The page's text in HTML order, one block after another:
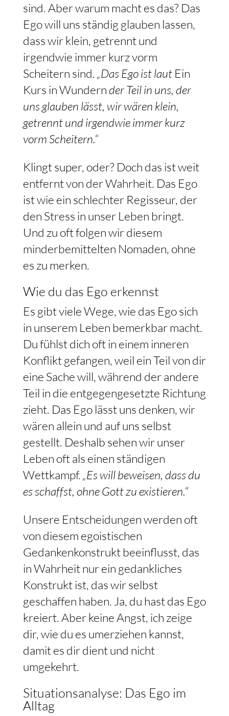
sind. Aber warum macht es das? Das
Ego will uns ständig glauben lassen,
dass wir klein, getrennt und
irgendwie immer kurz vorm
Scheitern sind. „Das Ego ist laut Ein
Kurs in Wundernder Teil in uns, der
uns glauben lässt, wir wären klein,
getrennt und irgendwie immer kurz
vorm Scheitern.“
Klingt super, oder? Doch das ist weit
entfernt von der Wahrheit. Das Ego
ist wie ein schlechter Regisseur, der
den Stress in unser Leben bringt.
Und zu oft folgen wir diesem
minderbemittelten Nomaden, ohne
es zu merken.
Wie du das Ego erkennst
Es gibt viele Wege, wie das Ego sich
in unserem Leben bemerkbar macht.
Du fühlst dich oft in einem inneren
Konflikt gefangen, weil ein Teil von dir
eine Sache will, während der andere
Teil in die entgegengesetzte Richtung
zieht. Das Ego lässt uns denken, wir
wären allein und auf uns selbst
gestellt. Deshalb sehen wir unser
Leben oft als einen ständigen
Wettkampf. „Es will beweisen, dass du
es schaffst, ohne Gott zu existieren.“
Unsere Entscheidungen werden oft
von diesem egoistischen
Gedankenkonstrukt beeinflusst, das
in Wahrheit nur ein gedankliches
Konstrukt ist, das wir selbst
geschaffen haben. Ja, du hast das Ego
kreiert. Aber keine Angst, ich zeige
dir, wie du es umerziehen kannst,
damit es dir dient und nicht
umgekehrt.
Situationsanalyse: Das Ego im
Alltag